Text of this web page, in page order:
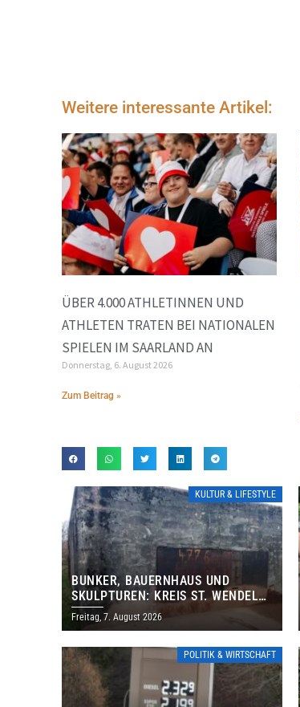
Weitere interessante Artikel:
ÜBER 4.000 ATHLETINNEN UND
ATHLETEN TRATEN BEI NATIONALEN
SPIELEN IM SAARLAND AN
Donnerstag, 6. August 2026
Zum Beitrag »
KULTUR & LIFESTYLE
BUNKER, BAUERNHAUS UND
SKULPTUREN: KREIS ST. WENDEL
LÄDT ZUM TAG DES OFFENEN
DENKMALS EIN
Freitag, 7. August 2026
POLITIK & WIRTSCHAFT